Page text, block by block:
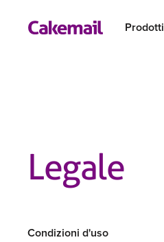
Prodotti
Legale
Condizioni d'uso